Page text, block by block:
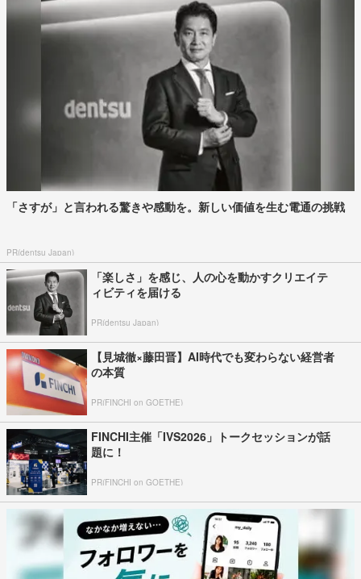
「さすが」と言われる驚きや感動を。新しい価値を生む電通の挑戦
PR(dentsu Japan)
「楽しさ」を感じ、人の心を動かすクリエイテ
ィビティを届ける
PR(dentsu Japan)
【見城徹×藤田晋】AI時代でも変わらない経営者
の本質
PR(FINCHI on GOETHE)
FINCHI主催「IVS2026」トークセッションが話
題に！
PR(FINCHI on GOETHE)